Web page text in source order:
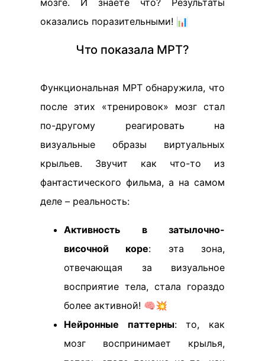
мозге. И знаете что? Результаты
оказались поразительными! 📊
Что показала МРТ?
Функциональная МРТ обнаружила, что
после этих «тренировок» мозг стал
по-другому реагировать на
визуальные образы виртуальных
крыльев. Звучит как что-то из
фантастического фильма, а на самом
деле – реальность:
Активность в затылочно-
височной коре: эта зона,
отвечающая за визуальное
восприятие тела, стала гораздо
более активной! 🧠💥
Нейронные паттерны: то, как
мозг воспринимает крылья,